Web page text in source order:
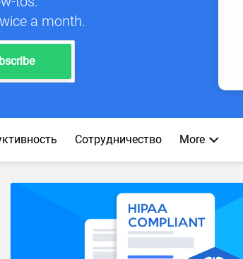
a month.
Сотрудничество More